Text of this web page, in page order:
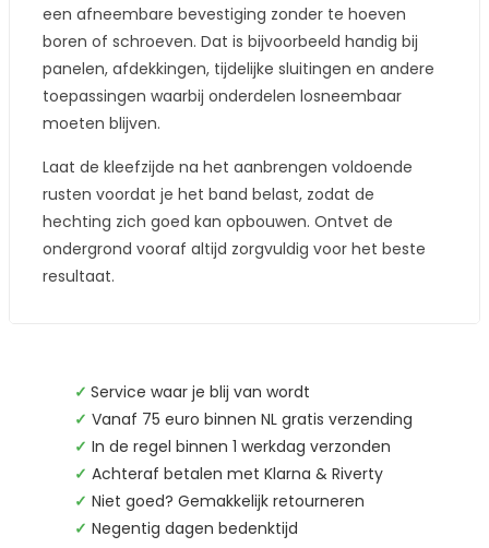
een afneembare bevestiging zonder te hoeven
boren of schroeven. Dat is bijvoorbeeld handig bij
panelen, afdekkingen, tijdelijke sluitingen en andere
toepassingen waarbij onderdelen losneembaar
moeten blijven.
Laat de kleefzijde na het aanbrengen voldoende
rusten voordat je het band belast, zodat de
hechting zich goed kan opbouwen. Ontvet de
ondergrond vooraf altijd zorgvuldig voor het beste
resultaat.
✓ Service waar je blij van wordt
✓ Vanaf 75 euro binnen NL gratis verzending
✓ In de regel binnen 1 werkdag verzonden
✓ Achteraf betalen met Klarna & Riverty
✓ Niet goed? Gemakkelijk retourneren
✓ Negentig dagen bedenktijd